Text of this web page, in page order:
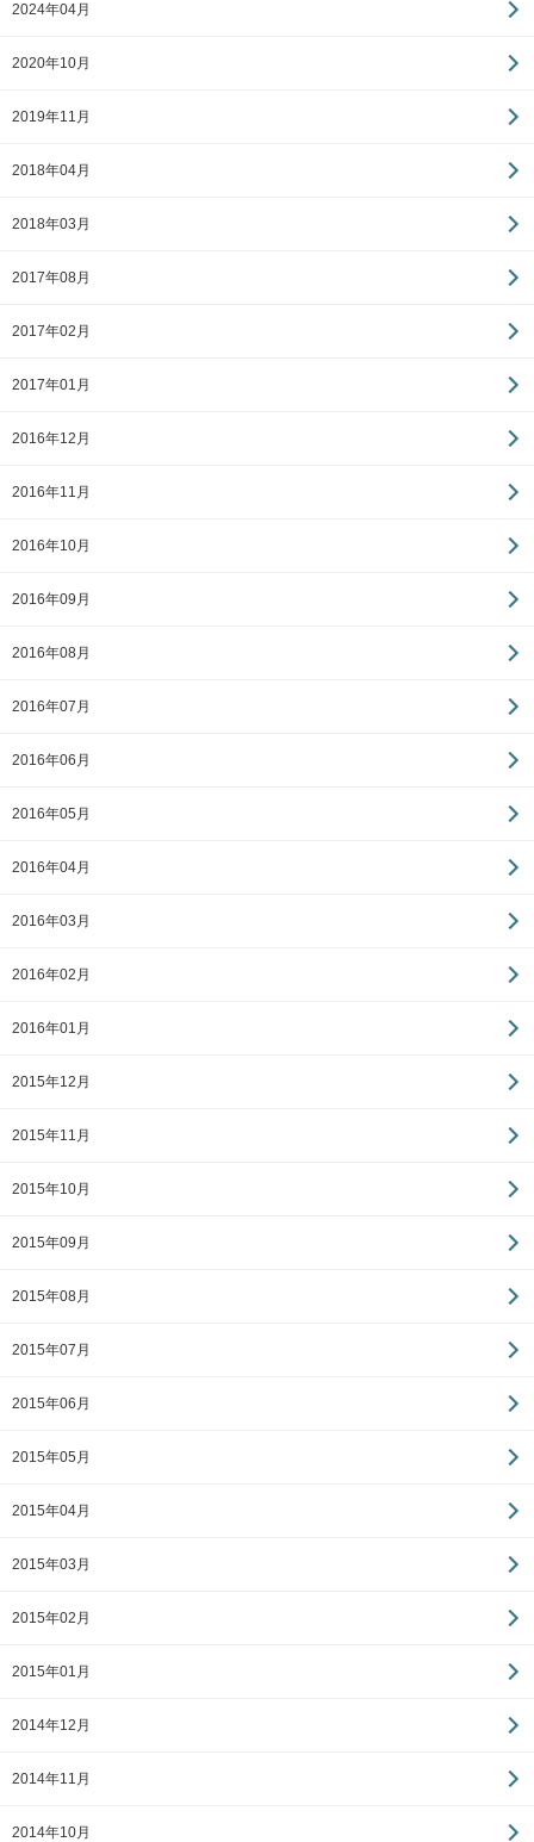
2024年04月
2020年10月
2019年11月
2018年04月
2018年03月
2017年08月
2017年02月
2017年01月
2016年12月
2016年11月
2016年10月
2016年09月
2016年08月
2016年07月
2016年06月
2016年05月
2016年04月
2016年03月
2016年02月
2016年01月
2015年12月
2015年11月
2015年10月
2015年09月
2015年08月
2015年07月
2015年06月
2015年05月
2015年04月
2015年03月
2015年02月
2015年01月
2014年12月
2014年11月
2014年10月